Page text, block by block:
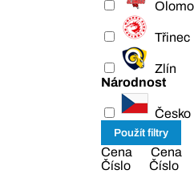
Třinec
Zlín
Národnost
Česko
Cena
Cena
Číslo
Číslo